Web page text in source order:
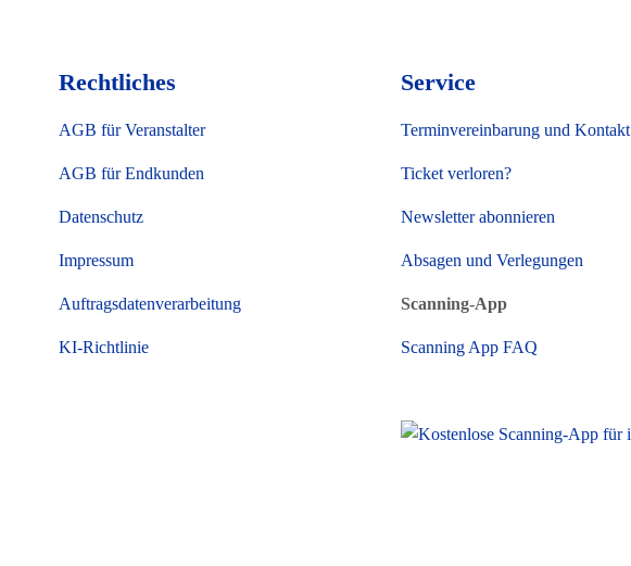
Rechtliches
AGB für Veranstalter
AGB für Endkunden
Datenschutz
Impressum
Auftragsdatenverarbeitung
KI-Richtlinie
Service
Terminvereinbarung und Kontakt
Ticket verloren?
Newsletter abonnieren
Absagen und Verlegungen
Scanning-App
Scanning App FAQ